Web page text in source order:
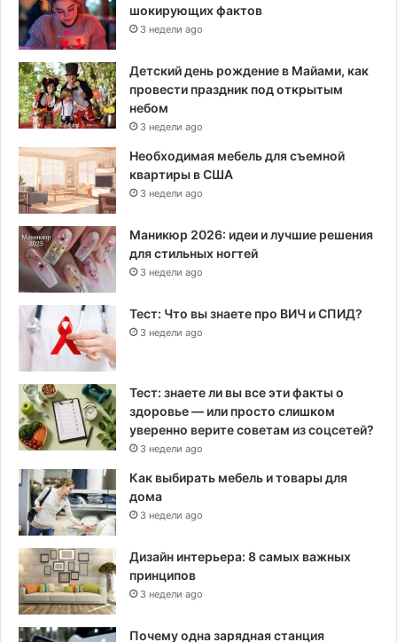
шокирующих фактов
3 недели ago
Детский день рождение в Майами, как
провести праздник под открытым
небом
3 недели ago
Необходимая мебель для съемной
квартиры в США
3 недели ago
Маникюр 2026: идеи и лучшие решения
для стильных ногтей
3 недели ago
Тест: Что вы знаете про ВИЧ и СПИД?
3 недели ago
Тест: знаете ли вы все эти факты о
здоровье — или просто слишком
уверенно верите советам из соцсетей?
3 недели ago
Как выбирать мебель и товары для
дома
3 недели ago
Дизайн интерьера: 8 самых важных
принципов
3 недели ago
Почему одна зарядная станция